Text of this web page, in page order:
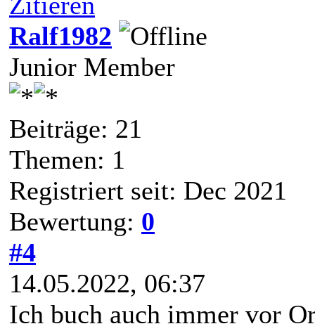
Ralf1982
Junior Member
Beiträge: 21
Themen: 1
Registriert seit: Dec 2021
Bewertung: 0
#4
14.05.2022, 06:37
Ich buch auch immer vor